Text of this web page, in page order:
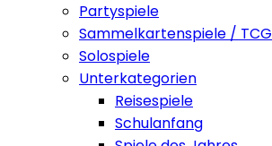
Partyspiele
Sammelkartenspiele / TCG
Solospiele
Unterkategorien
Reisespiele
Schulanfang